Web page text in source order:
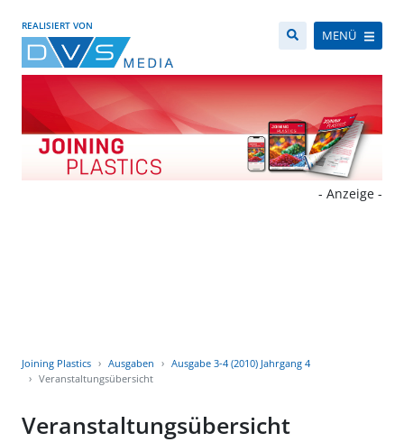
REALISIERT VON
MENÜ
- Anzeige -
Joining Plastics Ausgaben
Ausgabe 3-4 (2010) Jahrgang 4
Veranstaltungsübersicht
Veranstaltungsübersicht